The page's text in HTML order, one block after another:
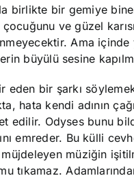
birlikte bir gemiye
ve güzel
Ama içinde
büyülü sesine
bir şarkı
hata kendi adının
edilir. Odyses bunu
emreder. Bu külli
müziğin
tıkamaz.